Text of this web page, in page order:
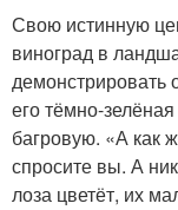
Свою истинную
виноград в
демонстрировать
его тёмно-
багровую. «А как
спросите вы. А
лоза цветёт, их